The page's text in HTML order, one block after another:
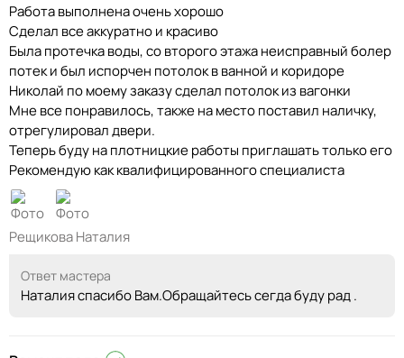
Работа выполнена очень хорошо
Сделал все аккуратно и красиво
Была протечка воды, со второго этажа неисправный болер
потек и был испорчен потолок в ванной и коридоре
Николай по моему заказу сделал потолок из вагонки
Мне все понравилось, также на место поставил наличку,
отрегулировал двери.
Теперь буду на плотницкие работы приглашать только его
Рекомендую как квалифицированного специалиста
Рещикова Наталия
Ответ мастера
Наталия спасибо Вам.Обращайтесь сегда буду рад .